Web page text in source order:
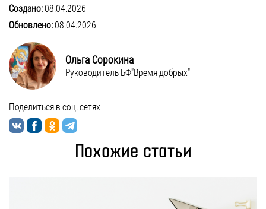
Создано:08.04.2026
Обновлено:08.04.2026
Ольга Сорокина
Руководитель БФ"Время добрых"
Поделиться в соц. сетях
Похожие статьи